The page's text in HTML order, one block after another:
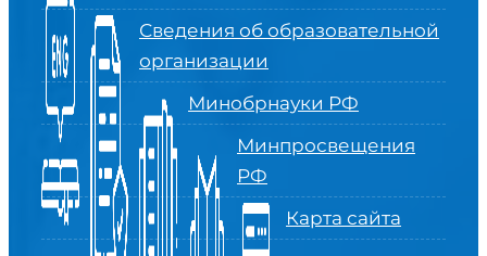
Сведения об образовательной
организации
Минобрнауки РФ
Минпросвещения
РФ
Карта сайта